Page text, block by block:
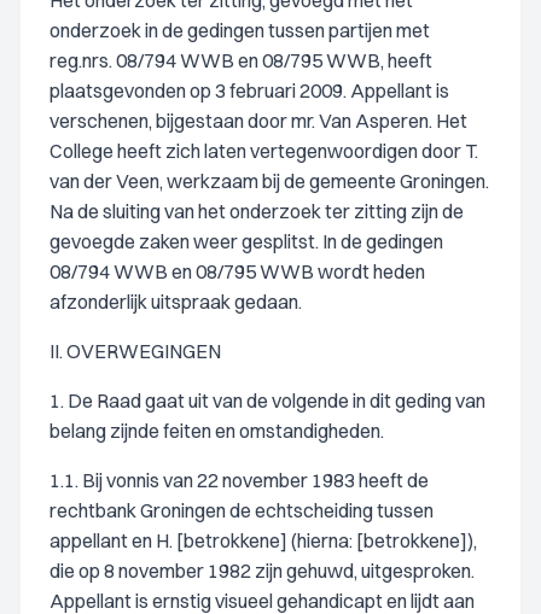
onderzoek in de gedingen tussen partijen met
reg.nrs. 08/794 WWB en 08/795 WWB, heeft
plaatsgevonden op 3 februari 2009. Appellant is
verschenen, bijgestaan door mr. Van Asperen. Het
College heeft zich laten vertegenwoordigen door T.
van der Veen, werkzaam bij de gemeente Groningen.
Na de sluiting van het onderzoek ter zitting zijn de
gevoegde zaken weer gesplitst. In de gedingen
08/794 WWB en 08/795 WWB wordt heden
afzonderlijk uitspraak gedaan.
II. OVERWEGINGEN
1. De Raad gaat uit van de volgende in dit geding van
belang zijnde feiten en omstandigheden.
1.1. Bij vonnis van 22 november 1983 heeft de
rechtbank Groningen de echtscheiding tussen
appellant en H. [betrokkene] (hierna: [betrokkene]),
die op 8 november 1982 zijn gehuwd, uitgesproken.
Appellant is ernstig visueel gehandicapt en lijdt aan